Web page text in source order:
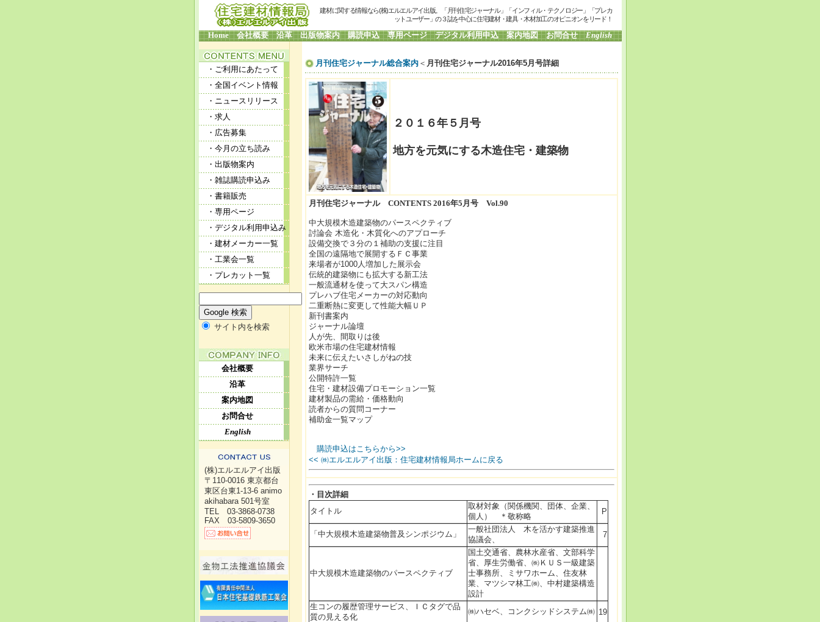
建材に関する情報なら(株)エルエルアイ出版。「月刊住宅ジャーナル」「インフィル・テクノロジー」「プレカ
ットユーザー」の３誌を中心に住宅建材・建具・木材加工のオピニオンをリード！
Home 会社概要 沿革 出版物案内 購読申込 専用ページ デジタル利用申込 案内地図 お問合せ English
・ご利用にあたって
・全国イベント情報
・ニュースリリース
・求人
・広告募集
・今月の立ち読み
・出版物案内
・雑誌購読申込み
・書籍販売
・専用ページ
・デジタル利用申込み
・建材メーカー一覧
・工業会一覧
・プレカット一覧
サイト内を検索
会社概要
沿革
案内地図
お問合せ
English
(株)エルエルアイ出版
〒110-0016 東京都台
東区台東1-13-6 animo
akihabara 501号室
TEL 03-3868-0738
FAX 03-5809-3650
月刊住宅ジャーナル総合案内 ＜ 月刊住宅ジャーナル2016年5月号詳細
２０１６年５月号
地方を元気にする木造住宅・建築物
月刊住宅ジャーナル CONTENTS 2016年5月号 Vol.90
中大規模木造建築物のパースペクティブ
討論会 木造化・木質化へのアプローチ
設備交換で３分の１補助の支援に注目
全国の遠隔地で展開するＦＣ事業
来場者が1000人増加した展示会
伝統的建築物にも拡大する新工法
一般流通材を使って大スパン構造
プレハブ住宅メーカーの対応動向
二重断熱に変更して性能大幅ＵＰ
新刊書案内
ジャーナル論壇
人が先、間取りは後
欧米市場の住宅建材情報
未来に伝えたいさしがねの技
業界サーチ
公開特許一覧
住宅・建材設備プロモーション一覧
建材製品の需給・価格動向
読者からの質問コーナー
補助金一覧マップ
購読申込はこちらから>>
<< ㈱エルエルアイ出版：住宅建材情報局ホームに戻る
・目次詳細
タイトル
取材対象（関係機関、団体、企業、
個人） ＊敬称略
P
「中大規模木造建築物普及シンポジウム」
一般社団法人 木を活かす建築推進
協議会、
7
中大規模木造建築物のパースペクティブ
国土交通省、農林水産省、文部科学
省、厚生労働省、㈱ＫＵＳ一級建築
士事務所、ミサワホーム、住友林
業、マツシマ林工㈱、中村建築構造
設計
生コンの履歴管理サービス、ＩＣタグで品
質の見える化
㈱ハセベ、コンクシッドシステム㈱ 19